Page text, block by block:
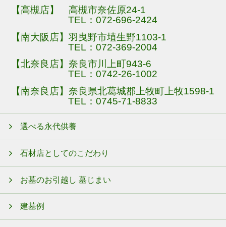
【高槻店】 高槻市奈佐原24-1
TEL：072-696-2424
【南大阪店】羽曳野市埴生野1103-1
TEL：072-369-2004
【北奈良店】奈良市川上町943-6
TEL：0742-26-1002
【南奈良店】奈良県北葛城郡上牧町上牧1598-1
TEL：0745-71-8833
選べる永代供養
石材店としてのこだわり
お墓のお引越し 墓じまい
建墓例